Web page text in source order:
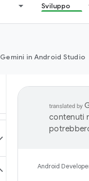
Sviluppo
Gemini in Android Studio
contenuti
Android